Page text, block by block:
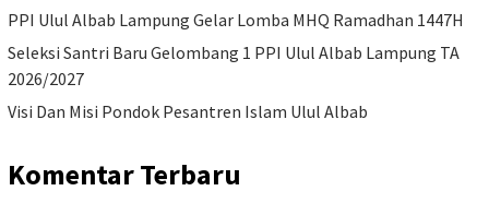
PPI Ulul Albab Lampung Gelar Lomba MHQ Ramadhan 1447H
Seleksi Santri Baru Gelombang 1 PPI Ulul Albab Lampung TA
2026/2027
Visi Dan Misi Pondok Pesantren Islam Ulul Albab
Komentar Terbaru